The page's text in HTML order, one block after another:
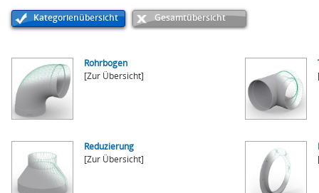
Kategorienübersicht Gesamtübersicht
Rohrbogen
[Zur Übersicht]
Reduzierung
[Zur Übersicht]